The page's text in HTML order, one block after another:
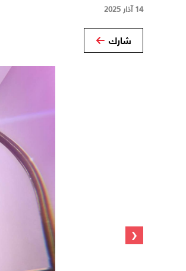
14 آذار 2025
شارك
‹